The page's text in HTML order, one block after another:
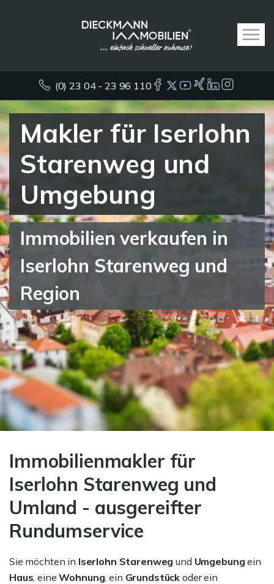
(0) 23 04 - 23 96 110
Makler für Iserlohn
Starenweg und
Umgebung
Immobilien verkaufen in
Iserlohn Starenweg und
Region
Immobilienmakler für
Iserlohn Starenweg und
Umland - ausgereifter
Rundumservice
Sie möchten in Iserlohn Starenwegund Umgebungein
Haus, eineWohnung, ein Grundstück oder ein